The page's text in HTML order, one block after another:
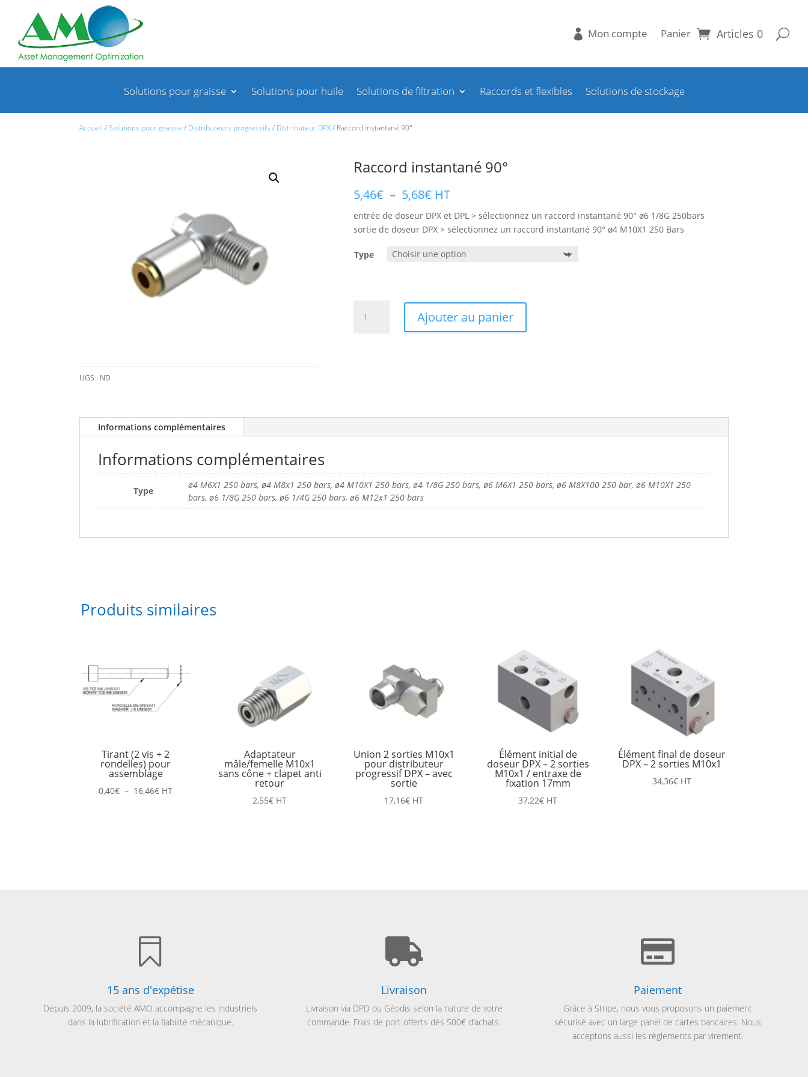
Mon compte Panier Articles 0
Solutions pour graisse Solutions pour huile Solutions de filtration Raccords et flexibles Solutions de stockage
Accueil /Solutions pour graisse / Distributeurs progressifs / Distributeur DPX/ Raccord instantané 90°
UGS : ND
Raccord instantané 90°
5,46€ – 5,68€Plage
prix :
5,46€
à
5,68€
HT
entrée de doseur DPX et DPL > sélectionnez un raccord instantané 90° ø6 1/8G 250bars
sortie de doseur DPX > sélectionnez un raccord instantané 90° ø4 M10X1 250 Bars
Type
Ajouter au panier
Informations complémentaires
Informations complémentaires
Type
ø4 M6X1 250 bars, ø4 M8x1 250 bars, ø4 M10X1 250 bars, ø4 1/8G 250 bars, ø6 M6X1 250 bars, ø6 M8X100 250 bar, ø6 M10X1 250
bars, ø6 1/8G 250 bars, ø6 1/4G 250 bars, ø6 M12x1 250 bars
Produits similaires
Tirant (2 vis + 2
rondelles) pour
assemblage
0,40€ – 16,46€Plage
HT
Adaptateur
mâle/femelle M10x1
sans cône + clapet anti
retour
2,55€ HT
Union 2 sorties M10x1
pour distributeur
progressif DPX – avec
sortie
17,16€ HT
Élément initial de
doseur DPX – 2 sorties
M10x1 / entraxe de
fixation 17mm
37,22€ HT
Élément final de doseur
DPX – 2 sorties M10x1
34,36€ HT

15 ans d'expétise
Depuis 2009, la société AMO accompagne les industriels
dans la lubrification et la fiabilité mécanique.

Livraison
Livraison via DPD ou Géodis selon la nature de votre
commande. Frais de port offerts dès 500€ d’achats.

Paiement
Grâce à Stripe, nous vous proposons un paiement
sécurisé avec un large panel de cartes bancaires. Nous
acceptons aussi les règlements par virement.